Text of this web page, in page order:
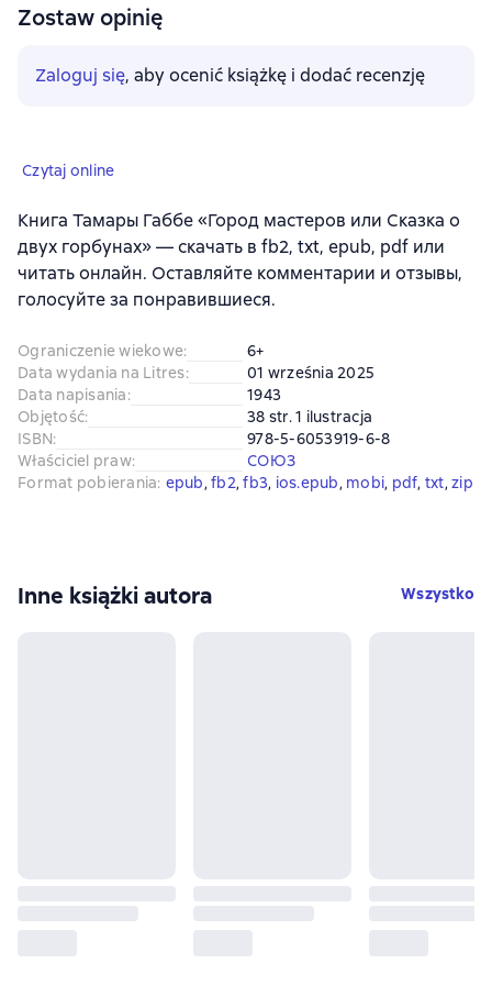
Zostaw opinię
Zaloguj się, aby ocenić książkę i dodać recenzję
Czytaj online
Книга Тамары Габбе «Город мастеров или Сказка о
двух горбунах» — скачать в fb2, txt, epub, pdf или
читать онлайн. Оставляйте комментарии и отзывы,
голосуйте за понравившиеся.
Ograniczenie wiekowe:
6+
Data wydania na Litres:
01 września 2025
Data napisania:
1943
Objętość:
38 str. 1 ilustracja
ISBN:
978-5-6053919-6-8
Właściciel praw:
СОЮЗ
Format pobierania: epub, fb2, fb3, ios.epub, mobi, pdf, txt, zip
Inne książki autora Wszystko